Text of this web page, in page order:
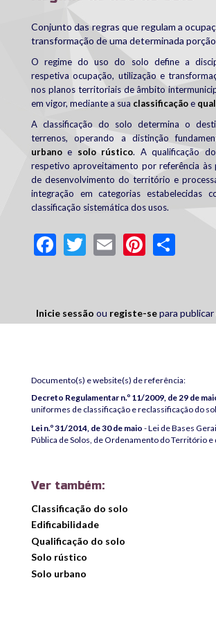
Conjunto das regras que regulam a
transformação de uma determinada
O regime do uso do solo define a
respetiva ocupação, utilização e
nos planos territoriais de âmbito
em vigor, mediante a sua classificaçãoe
A classificação do solo determina o
terrenos, operando a distinção
urbano e solo rústico. A qualificação
respetivo aproveitamento por referência às
de desenvolvimento do território e
integração em categorias estabelecidas
classificação sistemática dos usos.
Facebook
Twitter
Email
Inicie sessão ou registe-separa
Documento(s) e website(s) de referência:
Decreto Regulamentar n.º 11/2009, de 29 de
uniformes de classificação e reclassificação do
Lei n.º 31/2014, de 30 de maio - Lei de Bases
Pública de Solos, de Ordenamento do Território
Ver também:
Classificação do solo
Edificabilidade
Qualificação do solo
Solo rústico
Solo urbano